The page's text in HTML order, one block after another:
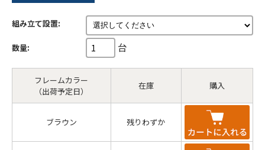
組み立て設置:
数量: 台
フレームカラー
（出荷予定日）
在庫 購入
ブラウン 残りわずか